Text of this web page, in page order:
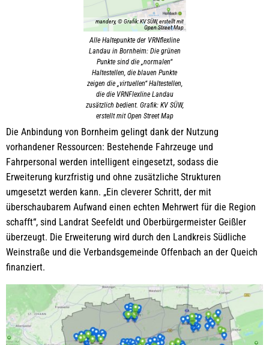
mandery, © Grafik: KV SÜW, erstellt mit
Open Street Map
Alle Haltepunkte der VRNflexline
Landau in Bornheim: Die grünen
Punkte sind die „normalen“
Haltestellen, die blauen Punkte
zeigen die „virtuellen“ Haltestellen,
die die VRNFlexline Landau
zusätzlich bedient. Grafik: KV SÜW,
erstellt mit Open Street Map
Die Anbindung von Bornheim gelingt dank der Nutzung
vorhandener Ressourcen: Bestehende Fahrzeuge und
Fahrpersonal werden intelligent eingesetzt, sodass die
Erweiterung kurzfristig und ohne zusätzliche Strukturen
umgesetzt werden kann. „Ein cleverer Schritt, der mit
überschaubarem Aufwand einen echten Mehrwert für die Region
schafft“, sind Landrat Seefeldt und Oberbürgermeister Geißler
überzeugt. Die Erweiterung wird durch den Landkreis Südliche
Weinstraße und die Verbandsgemeinde Offenbach an der Queich
finanziert.